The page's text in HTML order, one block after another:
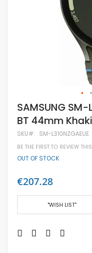
Skip
to
the
of
the
images
gallery
SAMSUNG
BT 44mm
SKU SM-L310NZGAEUE
BE THE FIRST TO REVIEW
OUT OF STOCK
€207.28
"WISH LIST"